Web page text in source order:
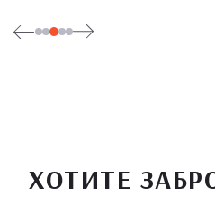
ХОТИТЕ